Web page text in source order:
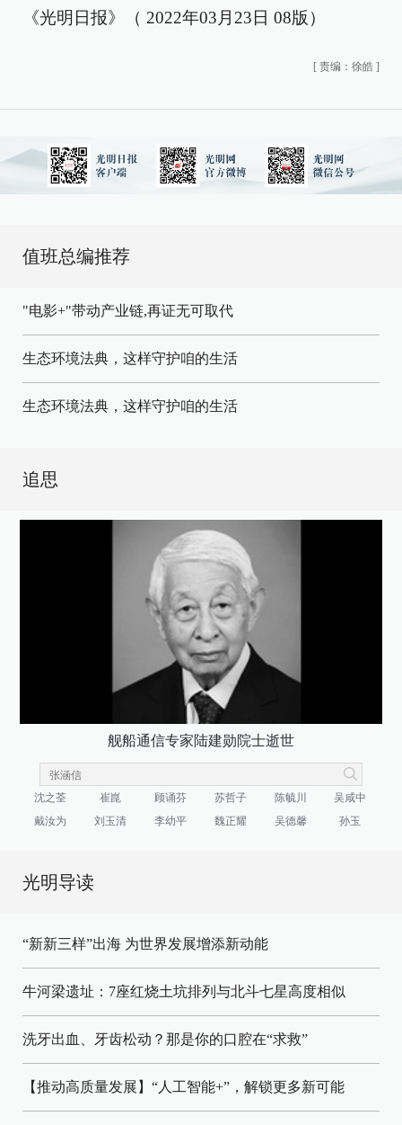
《光明日报》（ 2022年03月23日 08版）
[ 责编：徐皓 ]
值班总编推荐
"电影+"带动产业链,再证无可取代
生态环境法典，这样守护咱的生活
生态环境法典，这样守护咱的生活
追思
舰船通信专家陆建勋院士逝世
沈之荃 崔崑 顾诵芬 苏哲子 陈毓川
吴咸中
戴汝为
刘玉清 李幼平 魏正耀 吴德馨 孙玉
光明导读
“新新三样”出海 为世界发展增添新动能
牛河梁遗址：7座红烧土坑排列与北斗七星高度相似
洗牙出血、牙齿松动？那是你的口腔在“求救”
【推动高质量发展】“人工智能+”，解锁更多新可能